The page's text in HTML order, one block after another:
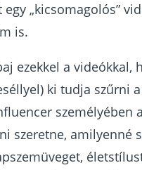
„kicsomagolós”
is.
ezekkel a videókkal,
ki tudja szűrni
személyében
szeretne, amilyenné